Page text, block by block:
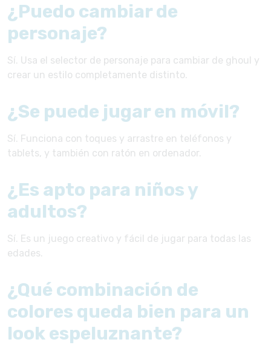
¿Puedo cambiar de
personaje?
Sí. Usa el selector de personaje para cambiar de ghoul y
crear un estilo completamente distinto.
¿Se puede jugar en móvil?
Sí. Funciona con toques y arrastre en teléfonos y
tablets, y también con ratón en ordenador.
¿Es apto para niños y
adultos?
Sí. Es un juego creativo y fácil de jugar para todas las
edades.
¿Qué combinación de
colores queda bien para un
look espeluznante?